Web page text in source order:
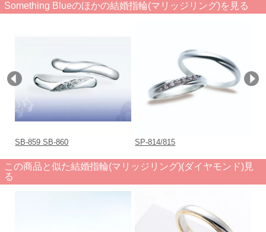
Something Blueのほかの結婚指輪(マリッジリング)を見る
SB-859 SB-860 SP-814/815
この商品と似た結婚指輪(マリッジリング)(ダイヤモンド)見
る